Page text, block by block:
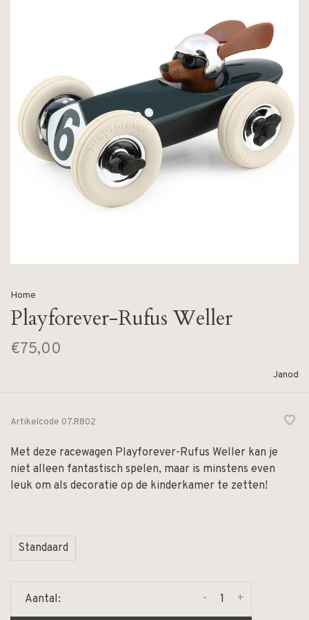
Home
Playforever-Rufus Weller
€75,00
Janod
Artikelcode 07.R802
Met deze racewagen Playforever-Rufus Weller kan je
niet alleen fantastisch spelen, maar is minstens even
leuk om als decoratie op de kinderkamer te zetten!
Standaard
Aantal: +
-